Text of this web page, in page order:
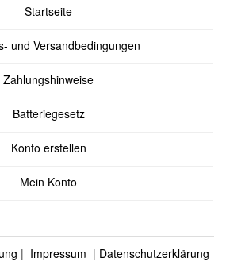
Startseite
und Versandbedingungen
Zahlungshinweise
Batteriegesetz
Konto erstellen
Mein Konto
| Impressum | Datenschutzerklärung